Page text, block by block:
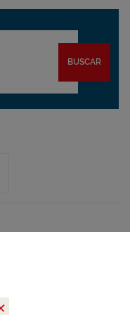
BUSCAR